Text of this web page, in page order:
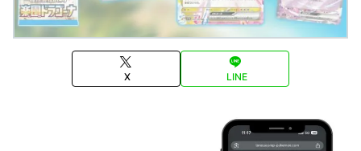
X LINE